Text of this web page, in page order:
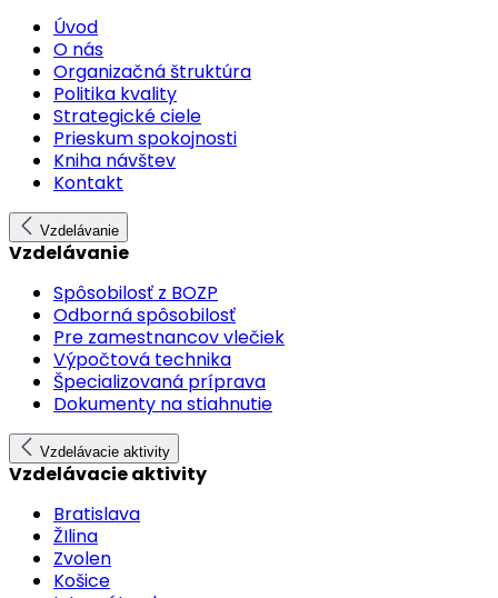
Úvod
O nás
Organizačná štruktúra
Politika kvality
Strategické ciele
Prieskum spokojnosti
Kniha návštev
Kontakt
Vzdelávanie
Vzdelávanie
Spôsobilosť z BOZP
Odborná spôsobilosť
Pre zamestnancov vlečiek
Výpočtová technika
Špecializovaná príprava
Dokumenty na stiahnutie
Vzdelávacie aktivity
Vzdelávacie aktivity
Bratislava
ŽIlina
Zvolen
Košice